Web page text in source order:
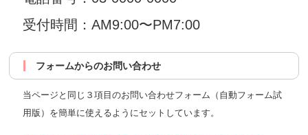
受付時間：AM9:00〜PM7:00
フォームからのお問い合わせ
当ページと同じ３項目のお問い合わせフォーム（自動フォーム試
用版）を簡単に使えるようにセットしています。